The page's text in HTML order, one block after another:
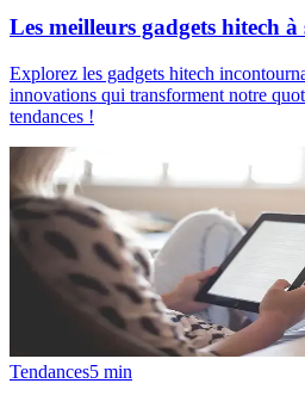
Les meilleurs gadgets hitech
Explorez les gadgets hitech
innovations qui transforment notre
tendances !
Tendances5 min